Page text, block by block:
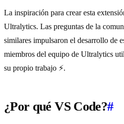
La inspiración para crear esta
Ultralytics. Las preguntas de la
similares impulsaron el desarrollo de
miembros del equipo de Ultralytics
su propio trabajo ⚡.
¿Por qué VS Code?#